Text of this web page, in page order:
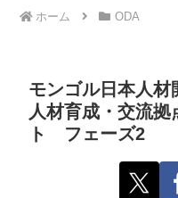
ホーム ODA
モンゴル日本人材
人材育成・交流
ト フェーズ2